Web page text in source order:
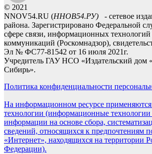
© 2021
NNOV54.RU (ННОВ54.РУ) - сетевое
района. Зарегистрировано Федеральной
сфере связи, информационных
коммуникаций (Роскомнадзор),
Эл № ФС77-81542 от 16 июля 2021г.
Учредитель ГАУ НСО «Издательский дом
Сибирь».
Политика конфиденциальности
На информационном ресурсе применяются
технологии (информационные технологии
информации на основе сбора,
сведений, относящихся к предпочтениям
«Интернет», находящихся на территории
Федерации).